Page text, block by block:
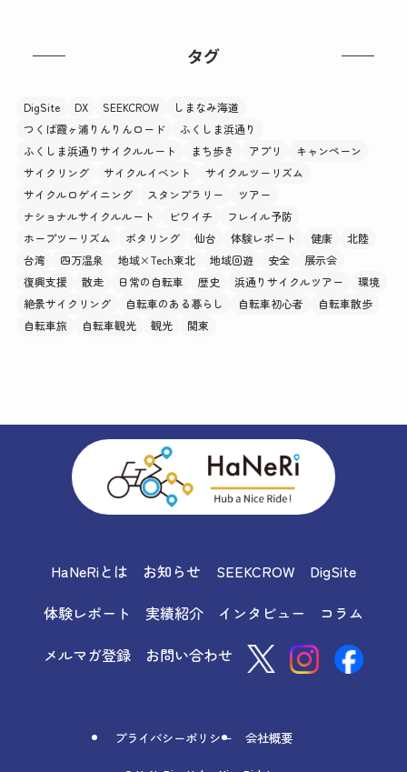
タグ
DigSite DX SEEKCROW
しまなみ海道
つくば霞ヶ浦りんりんロード
ふくしま浜通り
ふくしま浜通りサイクルルート
まち歩き アプリ
キャンペーン
サイクリング
サイクルイベント
サイクルツーリズム
サイクルロゲイニング
スタンプラリー
ツアー
ナショナルサイクルルート
ビワイチ
フレイル予防
ホープツーリズム
ポタリング 仙台 体験レポート 健康
北陸
台湾
四万温泉 地域×Tech東北 地域回遊 安全
展示会
復興支援
散走 日常の自転車 歴史 浜通りサイクルツアー
環境
絶景サイクリング
自転車のある暮らし 自転車初心者
自転車散歩
自転車旅
自転車観光 観光 関東
HaNeRiとは お知らせ SEEKCROW
DigSite
体験レポート
実績紹介 インタビュー
コラム
メルマガ登録
お問い合わせ
プライバシーポリシー 会社概要